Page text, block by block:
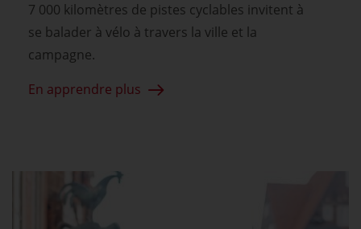
7 000 kilomètres de pistes cyclables invitent à
se balader à vélo à travers la ville et la
campagne.
En apprendre plus